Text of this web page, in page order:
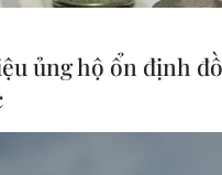
ủng hộ ổn định